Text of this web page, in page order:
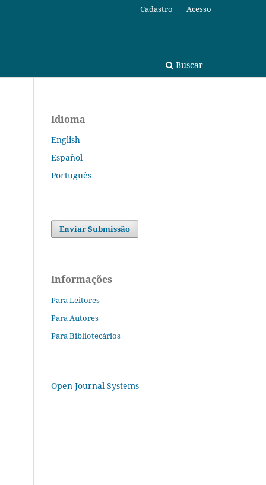
Buscar
Cadastro Acesso
Idioma
English
Español
Português
Enviar Submissão
Informações
Para Leitores
Para Autores
Para Bibliotecários
Open Journal Systems